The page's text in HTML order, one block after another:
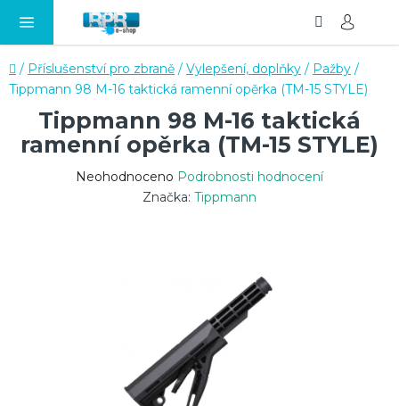
Domů
/ Příslušenství pro zbraně / Vylepšení, doplňky / Pažby /
Tippmann 98 M-16 taktická ramenní opěrka (TM-15 STYLE)
Tippmann 98 M-16 taktická
ramenní opěrka (TM-15 STYLE)
Průměrné
Neohodnoceno Podrobnosti hodnocení
Značka: Tippmann